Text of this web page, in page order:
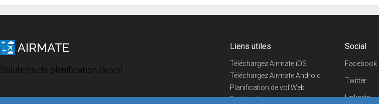
Solutions de planification de vol
Liens utiles
Téléchargez Airmate iOS
Téléchargez Airmate Android
Planification de vol Web
Recherche
Social
Facebook
Twitter
Linkedin